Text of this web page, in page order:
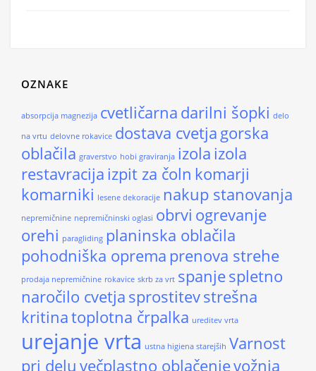
OZNAKE
absorpcija magnezija cvetličarna darilni šopki delo
na vrtu delovne rokavice dostava cvetja gorska
oblačila graverstvo hobi graviranja izola izola
restavracija izpit za čoln komarji
komarniki lesene dekoracije nakup stanovanja
nepremičnine nepremičninski oglasi obrvi ogrevanje
orehi paragliding planinska oblačila
pohodniška oprema prenova strehe
prodaja nepremičnine rokavice skrb za vrt spanjespletno
naročilo cvetja sprostitevstrešna
kritinatoplotna črpalka ureditev vrta
urejanje vrta ustna higiena starejših Varnost
pri delu večplastno oblačenjevožnja